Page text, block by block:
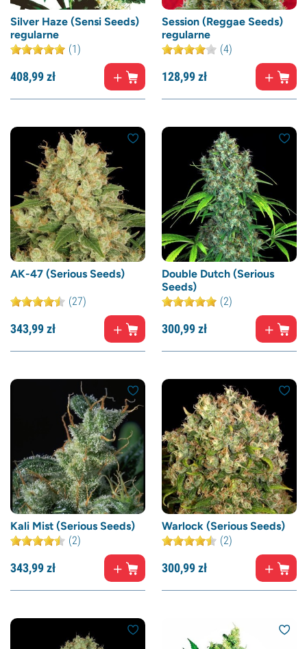
Silver Haze (Sensi Seeds)
regularne
(1)
408,99zł
Session (Reggae Seeds)
regularne
(4)
128,99zł
AK-47 (Serious Seeds)
(27)
343,99zł
Double Dutch (Serious
Seeds)
(2)
300,99zł
Kali Mist (Serious Seeds)
(2)
343,99zł
Warlock (Serious Seeds)
(2)
300,99zł